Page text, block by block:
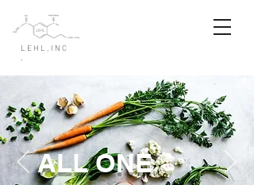
LEHL,INC
ALL ONE